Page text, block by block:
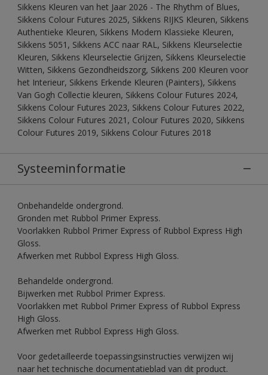
Sikkens Kleuren van het Jaar 2026 - The Rhythm of Blues,
Sikkens Colour Futures 2025, Sikkens RIJKS Kleuren, Sikkens
Authentieke Kleuren, Sikkens Modern Klassieke Kleuren,
Sikkens 5051, Sikkens ACC naar RAL, Sikkens Kleurselectie
Kleuren, Sikkens Kleurselectie Grijzen, Sikkens Kleurselectie
Witten, Sikkens Gezondheidszorg, Sikkens 200 Kleuren voor
het Interieur, Sikkens Erkende Kleuren (Painters), Sikkens
Van Gogh Collectie kleuren, Sikkens Colour Futures 2024,
Sikkens Colour Futures 2023, Sikkens Colour Futures 2022,
Sikkens Colour Futures 2021, Colour Futures 2020, Sikkens
Colour Futures 2019, Sikkens Colour Futures 2018
Systeeminformatie
Onbehandelde ondergrond.
Gronden met Rubbol Primer Express.
Voorlakken Rubbol Primer Express of Rubbol Express High
Gloss.
Afwerken met Rubbol Express High Gloss.
Behandelde ondergrond.
Bijwerken met Rubbol Primer Express.
Voorlakken met Rubbol Primer Express of Rubbol Express
High Gloss.
Afwerken met Rubbol Express High Gloss.
Voor gedetailleerde toepassingsinstructies verwijzen wij
naar het technische documentatieblad van dit product.